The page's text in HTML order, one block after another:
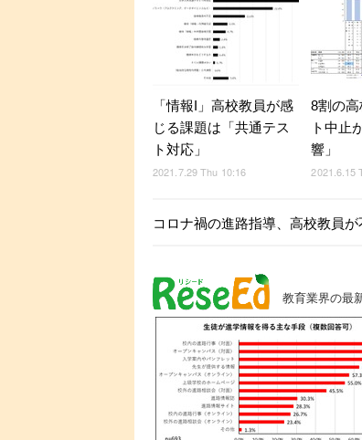
「情報I」高校教員が感
じる課題は「共通テス
ト対応」
2021.7.29 Thu 10:16
8割の
ト中止
響」
2021.6.15
コロナ禍の進路指導、高校教員
教育業界の最